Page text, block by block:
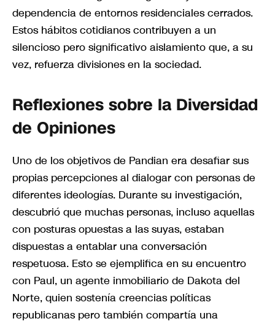
dependencia de entornos residenciales cerrados.
Estos hábitos cotidianos contribuyen a un
silencioso pero significativo aislamiento que, a su
vez, refuerza divisiones en la sociedad.
Reflexiones sobre la Diversidad
de Opiniones
Uno de los objetivos de Pandian era desafiar sus
propias percepciones al dialogar con personas de
diferentes ideologías. Durante su investigación,
descubrió que muchas personas, incluso aquellas
con posturas opuestas a las suyas, estaban
dispuestas a entablar una conversación
respetuosa. Esto se ejemplifica en su encuentro
con Paul, un agente inmobiliario de Dakota del
Norte, quien sostenía creencias políticas
republicanas pero también compartía una